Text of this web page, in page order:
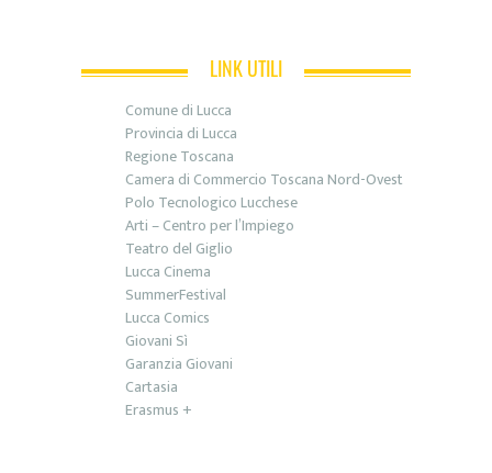
LINK UTILI
Comune di Lucca
Provincia di Lucca
Regione Toscana
Camera di Commercio Toscana Nord-Ovest
Polo Tecnologico Lucchese
Arti – Centro per l’Impiego
Teatro del Giglio
Lucca Cinema
SummerFestival
Lucca Comics
Giovani Sì
Garanzia Giovani
Cartasia
Erasmus +